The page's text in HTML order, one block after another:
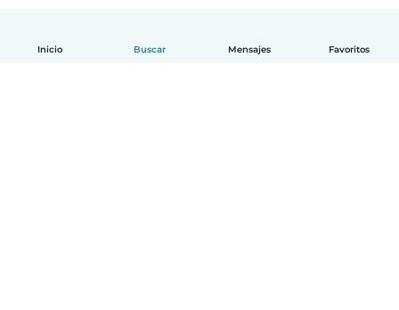
Inicio Buscar Mensajes Favoritos